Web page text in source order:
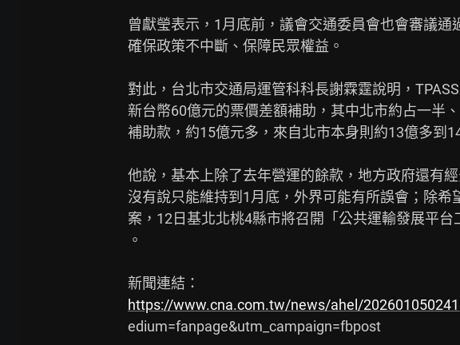
曾獻瑩表示，1月底前，議會交通委員會也會審議
確保政策不中斷、保障民眾權益。
對此，台北市交通局運管科科長謝霖霆說明，
新台幣60億元的票價差額補助，其中北市約占一半
補助款，約15億元多，來自北市本身則約13億多到
他說，基本上除了去年營運的餘款，地方政府還有
沒有說只能維持到1月底，外界可能有所誤會；除
案，12日基北北桃4縣市將召開「公共運輸發展平
。
https://www.cna.com.tw/news/ahel/
edium=fanpage&utm_campaign=fbpost